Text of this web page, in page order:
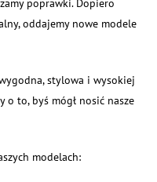
poprawki. Dopiero
oddajemy nowe modele
stylowa i wysokiej
o to, byś mógł nosić nasze
modelach: